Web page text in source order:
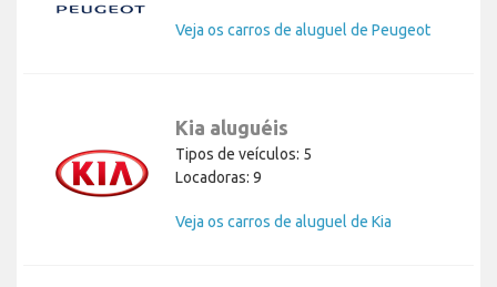
Veja os carros de aluguel de Peugeot
Kia aluguéis
Tipos de veículos: 5
Locadoras: 9
Veja os carros de aluguel de Kia